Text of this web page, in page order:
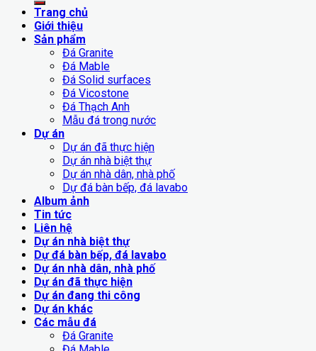
Trang chủ
Giới thiệu
Sản phẩm
Đá Granite
Đá Mable
Đá Solid surfaces
Đá Vicostone
Đá Thạch Anh
Mẫu đá trong nước
Dự án
Dự án đã thực hiện
Dự án nhà biệt thự
Dự án nhà dân, nhà phố
Dự đá bàn bếp, đá lavabo
Album ảnh
Tin tức
Liên hệ
Dự án nhà biệt thự
Dự đá bàn bếp, đá lavabo
Dự án nhà dân, nhà phố
Dự án đã thực hiện
Dự án đang thi công
Dự án khác
Các mẫu đá
Đá Granite